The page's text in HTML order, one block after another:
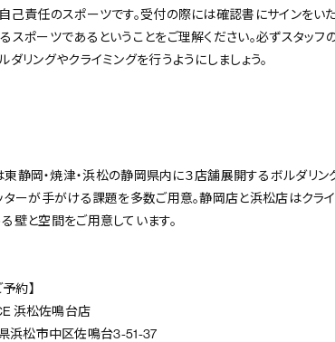
己責任のスポーツです。受付の際には確認書にサインをい
スポーツであるということをご理解ください。必ずスタッ
ダリングやクライミングを行うようにしましょう。
東静岡・焼津・浜松の静岡県内に３店舗展開するボルダリン
ターが手がける課題を多数ご用意。静岡店と浜松店はクラ
壁と空間をご用意しています。
約】
浜松佐鳴台店
浜松市中区佐鳴台3-51-37